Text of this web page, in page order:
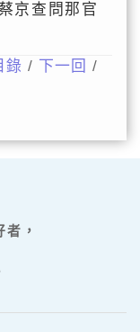
京查問那官
錄 / 下一回 /
，